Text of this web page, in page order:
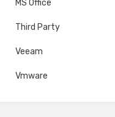
MS Office
Third Party
Veeam
Vmware